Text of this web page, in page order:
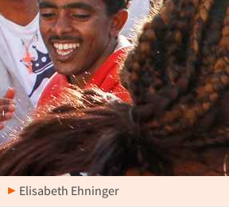
Elisabeth Ehninger